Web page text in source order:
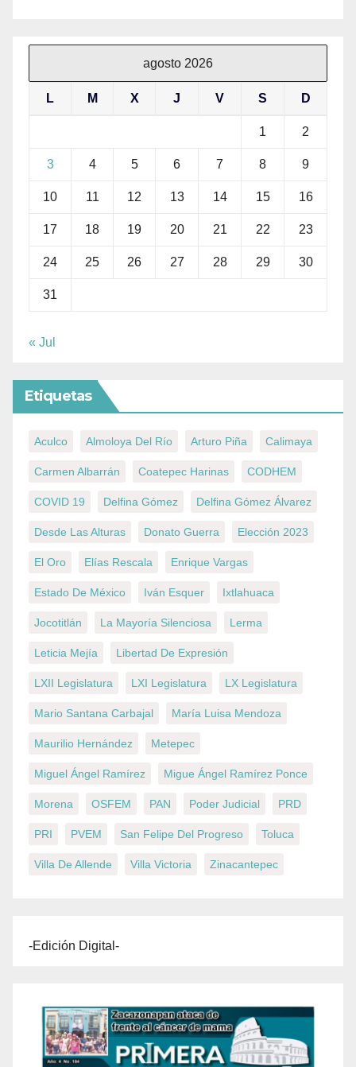
agosto 2026
L M X J V S D
1 2
3 4 5 6 7 8 9
10 11 12 13 14 15 16
17 18 19 20 21 22 23
24 25 26 27 28 29 30
31
« Jul
Etiquetas
Aculco Almoloya Del Río Arturo Piña Calimaya
Carmen Albarrán Coatepec Harinas CODHEM
COVID 19 Delfina Gómez Delfina Gómez Álvarez
Desde Las Alturas Donato Guerra Elección 2023
El Oro Elías Rescala Enrique Vargas
Estado De México Iván Esquer Ixtlahuaca
Jocotitlán La Mayoría Silenciosa Lerma
Leticia Mejía Libertad De Expresión
LXII Legislatura LXI Legislatura LX Legislatura
Mario Santana Carbajal María Luisa Mendoza
Maurilio Hernández Metepec
Miguel Ángel Ramírez Migue Ángel Ramírez Ponce
Morena OSFEM PAN Poder Judicial PRD
PRI PVEM San Felipe Del Progreso Toluca
Villa De Allende Villa Victoria Zinacantepec
-Edición Digital-